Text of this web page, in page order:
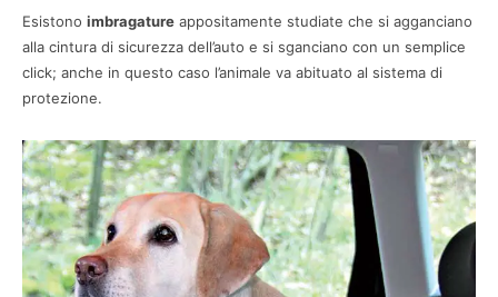
Esistono imbragature appositamente studiate che si agganciano
alla cintura di sicurezza dell’auto e si sganciano con un semplice
click; anche in questo caso l’animale va abituato al sistema di
protezione.